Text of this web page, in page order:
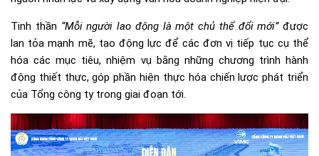
Tinh thần “Mỗi người lao động là một chủ thể đổi mới”được
lan tỏa mạnh mẽ, tạo động lực để các đơn vị tiếp tục cụ thể
hóa các mục tiêu, nhiệm vụ bằng những chương trình hành
động thiết thực, góp phần hiện thực hóa chiến lược phát triển
của Tổng công ty trong giai đoạn tới.